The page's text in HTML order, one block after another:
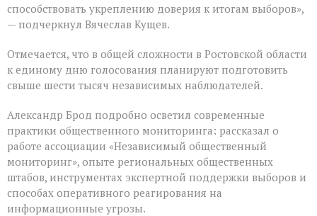
способствовать укреплению доверия к итогам выборов»,
— подчеркнул Вячеслав Кущев.
Отмечается, что в общей сложности в Ростовской области
к единому дню голосования планируют подготовить
свыше шести тысяч независимых наблюдателей.
Александр Брод подробно осветил современные
практики общественного мониторинга: рассказал о
работе ассоциации «Независимый общественный
мониторинг», опыте региональных общественных
штабов, инструментах экспертной поддержки выборов и
способах оперативного реагирования на
информационные угрозы.